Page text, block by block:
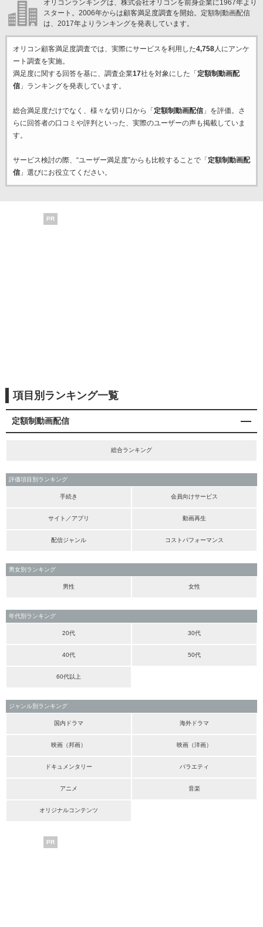
オリコンランキングは、株式会社オリコンを前身企業に1967年より
スタート。2006年からは顧客満足度調査を開始。定額制動画配信
は、2017年よりランキングを発表しています。
オリコン顧客満足度調査では、実際にサービスを利用した4,758人にアンケ
ート調査を実施。
満足度に関する回答を基に、調査企業17社を対象にした「 定額制動画配
信」ランキングを発表しています。
総合満足度だけでなく、様々な切り口から「 定額制動画配信」を評価。さ
らに回答者の口コミや評判といった、実際のユーザーの声も掲載していま
す。
サービス検討の際、“ユーザー満足度”からも比較することで「 定額制動画配
信」選びにお役立てください。
PR
項目別ランキング一覧
定額制動画配信
総合ランキング
評価項目別ランキング
手続き 会員向けサービス
サイト／アプリ 動画再生
配信ジャンル コストパフォーマンス
男女別ランキング
男性 女性
年代別ランキング
20代 30代
40代 50代
60代以上
ジャンル別ランキング
国内ドラマ 海外ドラマ
映画（邦画） 映画（洋画）
ドキュメンタリー バラエティ
アニメ 音楽
オリジナルコンテンツ
PR